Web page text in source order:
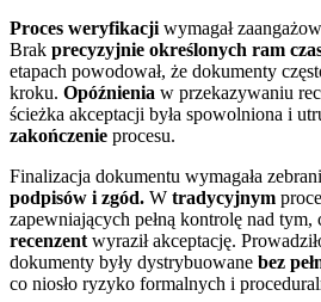
Proces weryfikacji wymagał
Brak precyzyjnie określonych ram
etapach powodował, że dokumenty
kroku. Opóźnienia w przekazywaniu
ścieżka akceptacji była spowolniona i
zakończenie procesu.
Finalizacja dokumentu wymagała
podpisów i zgód. W tradycyjnym
zapewniających pełną kontrolę nad tym,
recenzent wyraził akceptację.
dokumenty były dystrybuowane bez
co niosło ryzyko formalnych i